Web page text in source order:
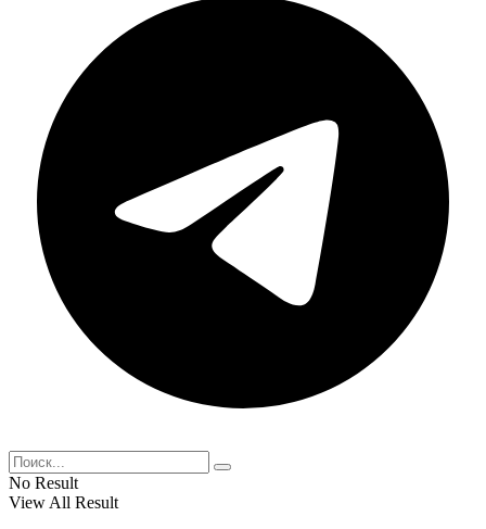
No Result
View All Result